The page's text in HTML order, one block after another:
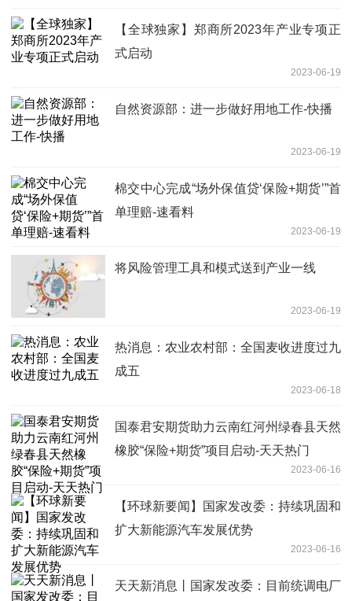
【全球独家】郑商所2023年产业专项正
式启动
2023-06-19
自然资源部：进一步做好用地工作-快播
2023-06-19
棉交中心完成“场外保值贷‘保险+期货’”首
单理赔-速看料
2023-06-19
将风险管理工具和模式送到产业一线
2023-06-19
热消息：农业农村部：全国麦收进度过九
成五
2023-06-18
国泰君安期货助力云南红河州绿春县天然
橡胶“保险+期货”项目启动-天天热门
2023-06-16
【环球新要闻】国家发改委：持续巩固和
扩大新能源汽车发展优势
2023-06-16
天天新消息丨国家发改委：目前统调电厂